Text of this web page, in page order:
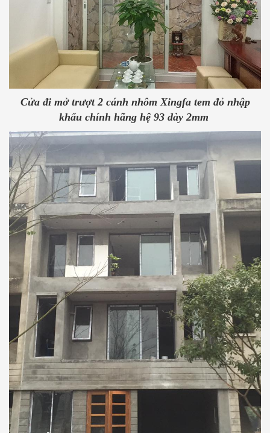
Cửa đi mở trượt 2 cánh nhôm Xingfa tem đỏ nhập
khẩu chính hãng hệ 93 dày 2mm